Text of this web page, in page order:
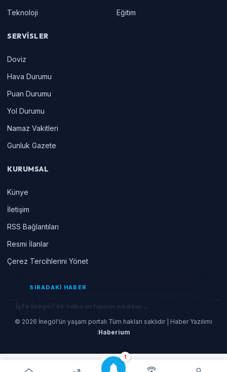
1
Teknoloji
Eğitim
SERVISLER
Doviz
Hava Durumu
Puan Durumu
Yol Durumu
Namaz Vakitleri
Gunluk Gazete
KURUMSAL
Künye
İletişim
RSS Bağlantıları
Resmi İlanlar
Çerez Tercihlerini Yönet
© 2026 İnegöl'ün yaşam portalı Tüm hakları saklıdır | Haber Yazılımı
:Haberium
SIRADAKİ HABER